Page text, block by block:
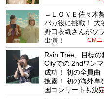
＝ＬＯＶＥ佐々木
パカ役に挑戦！ 大
野口衣織さんがソ
出演！
CMニ
Rain Tree、目標
Cityでの 2ndワン
成功！ 初の全員曲
披露！ 初の海外単
国コンサートも決エ